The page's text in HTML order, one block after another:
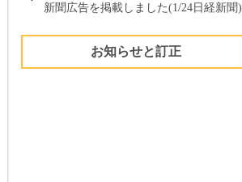
新聞広告を掲載しました(1/24日経新聞)
お知らせと訂正